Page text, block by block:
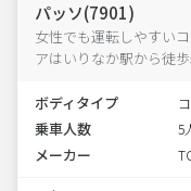
パッソ(7901)
女性でも運転しやすい
アはいりなか駅から徒
ボディタイプ
乗車人数 5
メーカー